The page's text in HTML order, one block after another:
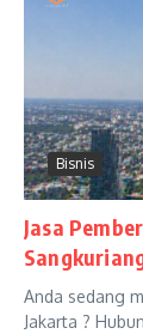
Bisnis
Jasa
Anda sedang
Jakarta ?